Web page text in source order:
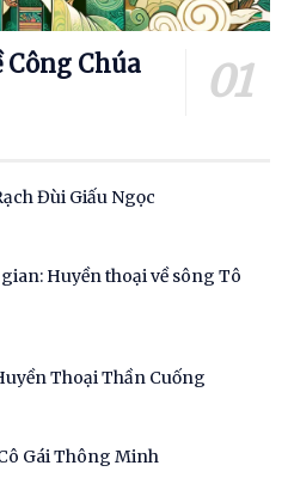
Chúa
Đùi Giấu Ngọc
Huyền thoại về sông Tô
Thoại Thần Cuống
Gái Thông Minh